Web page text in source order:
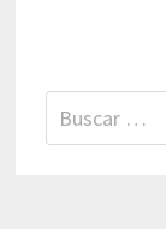
Buscar: